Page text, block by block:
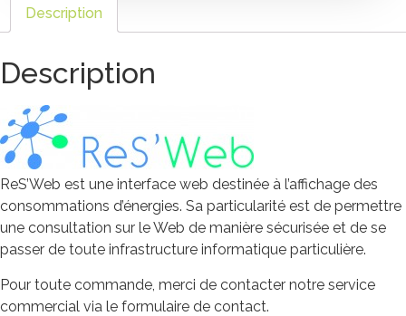
Description
Description
ReS’Web est une interface web destinée à l’affichage des
consommations d’énergies. Sa particularité est de permettre
une consultation sur le Web de manière sécurisée et de se
passer de toute infrastructure informatique particulière.
Pour toute commande, merci de contacter notre service
commercial via le formulaire de contact.